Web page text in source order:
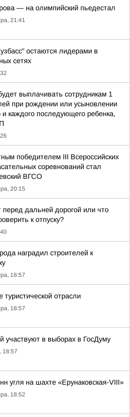
— на олимпийский пьедестал
21:41
остаются лидерами в
сетях
выплачивать сотрудникам 1
при рождении или усыновлении
и каждого последующего ребенка,
победителем III Всероссийских
соревнований стал
ВГСО
20:15
перед дальней дорогой или что
к отпуску?
наградил строителей к
18:57
туристической отрасли
18:57
участвуют в выборах в ГосДуму
18:57
угля на шахте «Ерунаковская-VIII»
18:52